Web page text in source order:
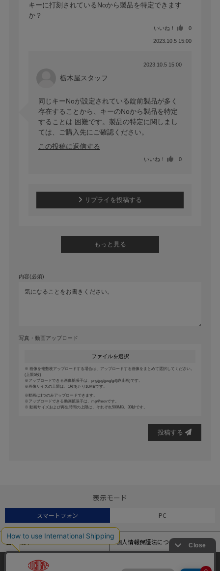
キーに打刻されているNoから製品を特定できます
か？
いいね！ 0
2023.10.5 15:00
2023.10.5 15:00
栃木屋スタッフ
同じキーNoが設定されている錠前製品が多く
存在することから、キーのNoから製品を特定
することは 困難です。製品の特定に関しまし
ては、ご購入先にご確認ください。
この投稿に返信する
いいね！ 0
リプライを投稿する
もっと見る
内容(必須)
写真・動画アップロード
ファイルを選択
画像を複数枚アップロードする場合は、アップロードする画像をまとめて選択してください。
(上限5枚)
アップロードできる画像拡張子は、png/jpg/jpeg/gif(静止画)です。
画像サイズの上限は、1枚あたり10MBです。
動画は1つのみアップロードできます。
アップロードできる動画拡張子は、mp4/movです。
動画サイズおよび再生時間の上限は、それぞれ500MB、30秒です。
投稿する
表示モード
スマートフォン PC
個人情報保護法について
特定商取引法に基づく表記
当サイトでは、アクセス解析およびサイトの利便性の向上のため